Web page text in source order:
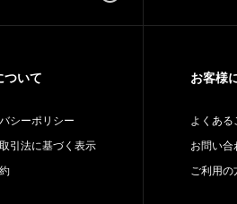
ついて
シーポリシー
引法に基づく表示
お客様
よくある
お問い合
ご利用の